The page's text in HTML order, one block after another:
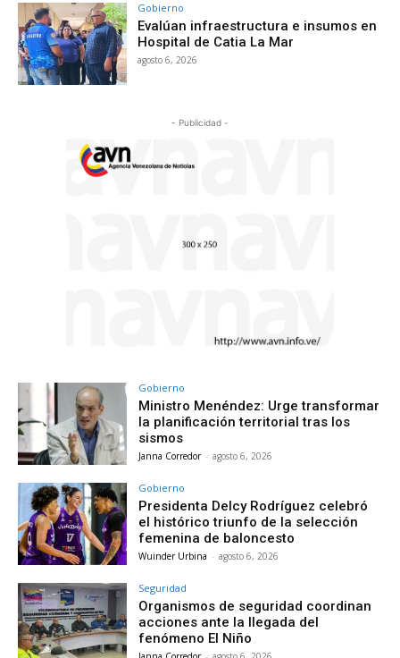
Gobierno
Evalúan infraestructura e insumos en
Hospital de Catia La Mar
agosto 6, 2026
- Publicidad -
Gobierno
Ministro Menéndez: Urge transformar
la planificación territorial tras los
sismos
Janna Corredor - agosto 6, 2026
Gobierno
Presidenta Delcy Rodríguez celebró
el histórico triunfo de la selección
femenina de baloncesto
Wuinder Urbina - agosto 6, 2026
Seguridad
Organismos de seguridad coordinan
acciones ante la llegada del
fenómeno El Niño